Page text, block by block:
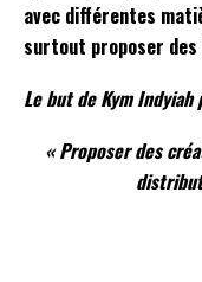
avec différentes
surtout proposer
Le but de Kym
« Proposer des